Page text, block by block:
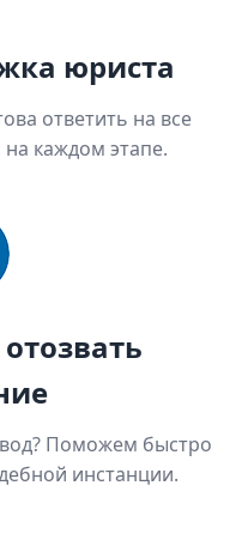
юриста
ответить на все
каждом этапе.
Поможем быстро
инстанции.